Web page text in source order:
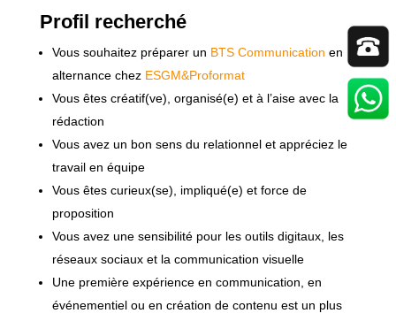
Profil recherché
Vous souhaitez préparer un BTS Communication en
alternance chez ESGM&Proformat
Vous êtes créatif(ve), organisé(e) et à l’aise avec la
rédaction
Vous avez un bon sens du relationnel et appréciez le
travail en équipe
Vous êtes curieux(se), impliqué(e) et force de
proposition
Vous avez une sensibilité pour les outils digitaux, les
réseaux sociaux et la communication visuelle
Une première expérience en communication, en
événementiel ou en création de contenu est un plus